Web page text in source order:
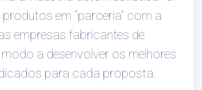
em “parceria” com a
empresas fabricantes de
modo a desenvolver os melhores
para cada proposta.